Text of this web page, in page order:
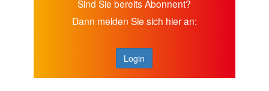
Sind Sie bereits Abonnent?
Dann melden Sie sich hier an:
Login